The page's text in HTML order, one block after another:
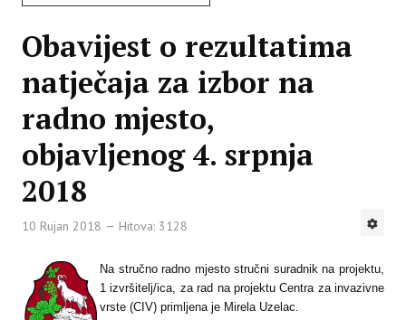
Obavijest o rezultatima
natječaja za izbor na
radno mjesto,
objavljenog 4. srpnja
2018
10 Rujan 2018 Hitova: 3128
Na stručno radno mjesto stručni suradnik na projektu,
1 izvršitelj/ica, za rad na projektu Centra za invazivne
vrste (CIV) primljena je Mirela Uzelac.